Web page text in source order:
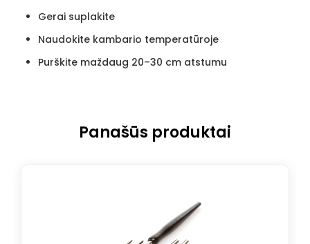
Gerai suplakite
Naudokite kambario temperatūroje
Purškite maždaug 20–30 cm atstumu
Panašūs produktai